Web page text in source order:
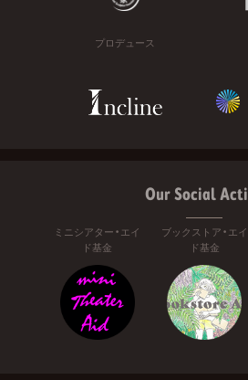
プロデュース
Our Social
ミニシアター・エイ
ド基金
ブックストア・エイ
ド基金